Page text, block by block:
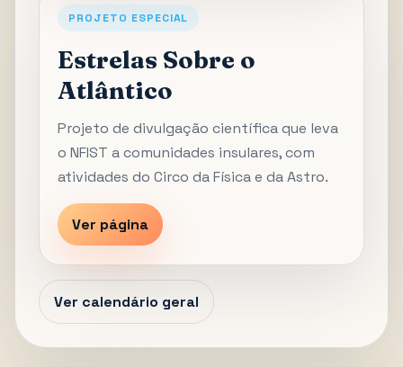
PROJETO ESPECIAL
Estrelas Sobre o
Atlântico
Projeto de divulgação científica que leva
o NFIST a comunidades insulares, com
atividades do Circo da Física e da Astro.
Ver página
Ver calendário geral